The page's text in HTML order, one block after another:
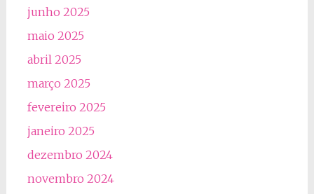
junho 2025
maio 2025
abril 2025
março 2025
fevereiro 2025
janeiro 2025
dezembro 2024
novembro 2024